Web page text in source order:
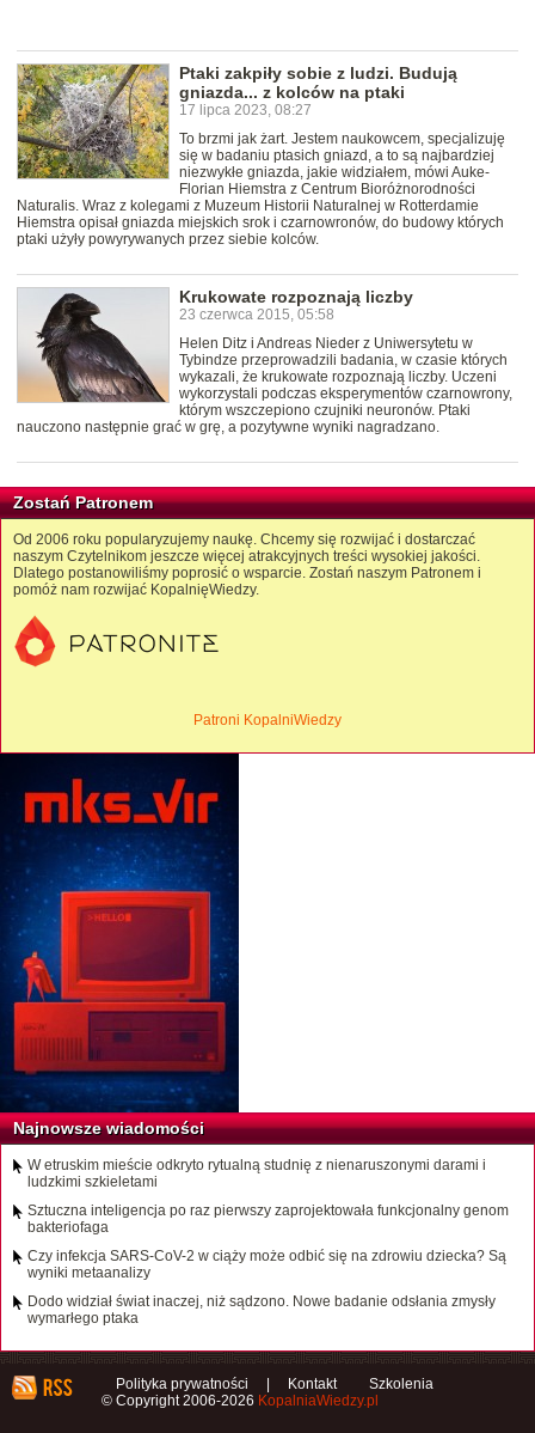
Ptaki zakpiły sobie z ludzi. Budują
gniazda... z kolców na ptaki
17 lipca 2023, 08:27
To brzmi jak żart. Jestem naukowcem, specjalizuję
się w badaniu ptasich gniazd, a to są najbardziej
niezwykłe gniazda, jakie widziałem, mówi Auke-
Florian Hiemstra z Centrum Bioróżnorodności
Naturalis. Wraz z kolegami z Muzeum Historii Naturalnej w Rotterdamie
Hiemstra opisał gniazda miejskich srok i czarnowronów, do budowy których
ptaki użyły powyrywanych przez siebie kolców.
Krukowate rozpoznają liczby
23 czerwca 2015, 05:58
Helen Ditz i Andreas Nieder z Uniwersytetu w
Tybindze przeprowadzili badania, w czasie których
wykazali, że krukowate rozpoznają liczby. Uczeni
wykorzystali podczas eksperymentów czarnowrony,
którym wszczepiono czujniki neuronów. Ptaki
nauczono następnie grać w grę, a pozytywne wyniki nagradzano.
Zostań Patronem
Od 2006 roku popularyzujemy naukę. Chcemy się rozwijać i dostarczać
naszym Czytelnikom jeszcze więcej atrakcyjnych treści wysokiej jakości.
Dlatego postanowiliśmy poprosić o wsparcie. Zostań naszym Patronem i
pomóż nam rozwijać KopalnięWiedzy.
Patroni KopalniWiedzy
Najnowsze wiadomości
W etruskim mieście odkryto rytualną studnię z nienaruszonymi darami i
ludzkimi szkieletami
Sztuczna inteligencja po raz pierwszy zaprojektowała funkcjonalny genom
bakteriofaga
Czy infekcja SARS-CoV-2 w ciąży może odbić się na zdrowiu dziecka? Są
wyniki metaanalizy
Dodo widział świat inaczej, niż sądzono. Nowe badanie odsłania zmysły
wymarłego ptaka
Polityka prywatności Kontakt
Szkolenia
© Copyright 2006-2026 KopalniaWiedzy.pl